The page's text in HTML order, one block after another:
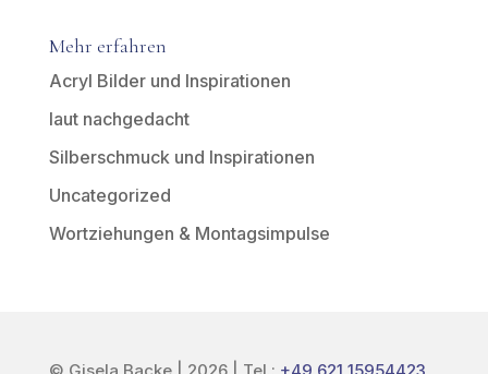
Mehr erfahren
Acryl Bilder und Inspirationen
laut nachgedacht
Silberschmuck und Inspirationen
Uncategorized
Wortziehungen & Montagsimpulse